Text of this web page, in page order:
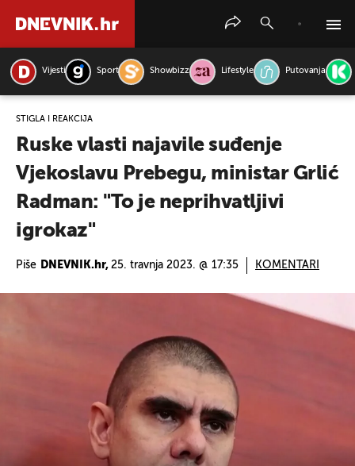
Vijesti Sport Showbizz Lifestyle Putovanja
STIGLA I REAKCIJA
Ruske vlasti najavile suđenje
Vjekoslavu Prebegu, ministar Grlić
Radman: "To je neprihvatljivi
igrokaz"
Piše DNEVNIK.hr, 25. travnja 2023. @ 17:35 KOMENTARI
PRETRAŽITE VIJESTI